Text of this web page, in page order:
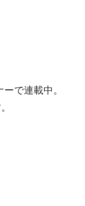
で連載中。